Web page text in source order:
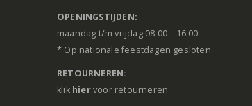
OPENINGSTIJDEN:
maandag t/m vrijdag 08:00 – 16:00
* Op nationale feestdagen gesloten
RETOURNEREN:
klik hiervoor retourneren